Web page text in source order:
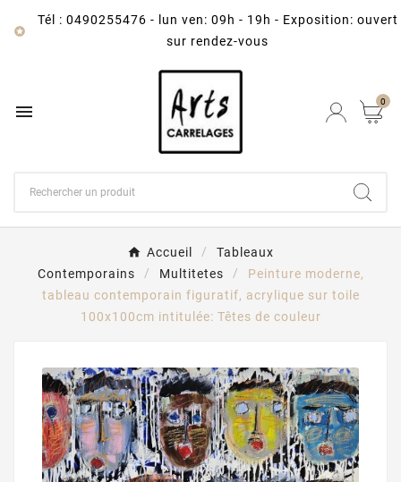

Tél : 0490255476 -
lun ven: 09h - 19h - Exposition: ouvert
sur rendez-vous
 0
Accueil
Tableaux
Contemporains
Multitetes
Peinture moderne,
tableau contemporain figuratif, acrylique sur toile
100x100cm intitulée: Têtes de couleur